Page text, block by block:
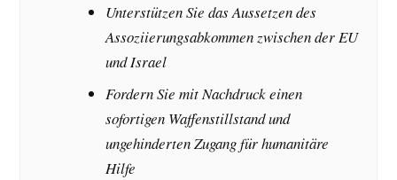
Unterstützen Sie das Aussetzen des
Assoziierungsabkommen zwischen der EU
und Israel
Fordern Sie mit Nachdruck einen
sofortigen Waffenstillstand und
ungehinderten Zugang für humanitäre
Hilfe